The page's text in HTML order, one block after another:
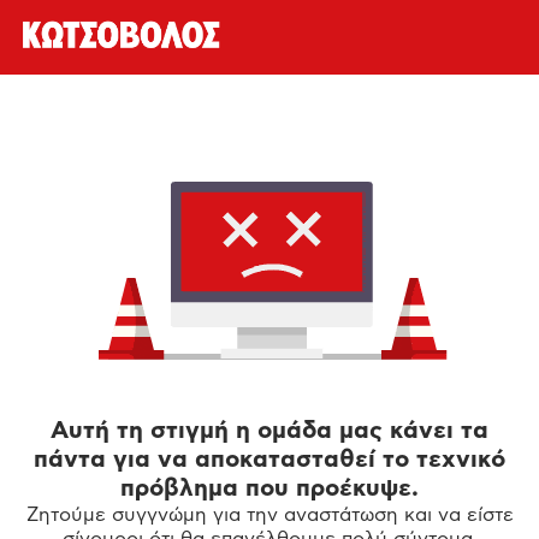
Αυτή τη στιγμή η ομάδα μας κάνει τα
πάντα για να αποκατασταθεί το τεχνικό
πρόβλημα που προέκυψε.
Ζητούμε συγγνώμη για την αναστάτωση και να είστε